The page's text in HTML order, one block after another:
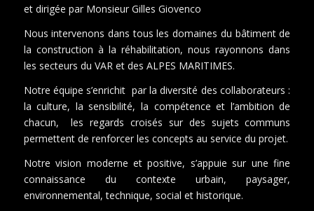
et dirigée par Monsieur Gilles Giovenco
Nous intervenons dans tous les domaines du bâtiment de
la construction à la réhabilitation, nous rayonnons dans
les secteurs du VAR et des ALPES MARITIMES.
Notre équipe s’enrichit par la diversité des collaborateurs :
la culture, la sensibilité, la compétence et l’ambition de
chacun, les regards croisés sur des sujets communs
permettent de renforcer les concepts au service du projet.
Notre vision moderne et positive, s’appuie sur une fine
connaissance du contexte urbain, paysager,
environnemental, technique, social et historique.